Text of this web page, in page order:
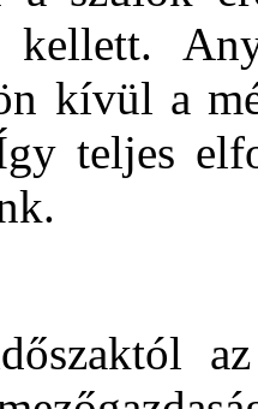
kívül a
teljes